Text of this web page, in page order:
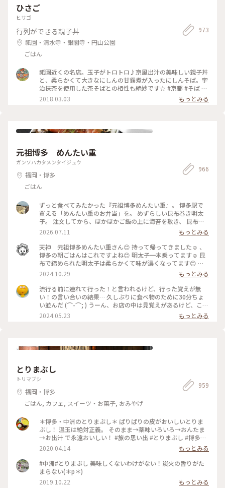
ひさご
ヒサゴ
行列ができる親子丼
祇園・清水寺・銀閣寺・円山公園
ごはん
973
祇園近くの名店。玉子がトロトロ♪京風出汁の美味しい親子丼
と、柔らかくて大きなにしんの甘露煮が入ったにしんそば。宇
治抹茶を使用した茶そばとの相性も絶妙です☆ #京都 #そば #
丼 #親子丼 #にしんそば #茶そば #ひさご
2018.03.03 もっとみる
元祖博多 めんたい重
ガンソハカタメンタイジュウ
福岡・博多
ごはん
966
ずっと食べてみたかった『元祖博多めんたい重』。 博多駅で
買える「めんたい重のお弁当」を。 めずらしい昆布巻き明太
子。 注文してから、ほかほかご飯の上に海苔を敷き、 昆布巻
き明太子を1本丸ごとのせてくれる贅沢なお弁当です。 1本だ
と1,944円（税込）、 2本だと3,348円。 あたたかいうちに空
港でいただきました。 お店で並ぶの苦手なので、あたたかい
お弁当で充分満足✨ 🐾 博多駅いっぴん東通り。 新幹線中央改
札口とJR北改札口との間。 #福岡#博多#元祖博多めんたい重#
ご当地グルメ#旅先ごはん#福岡で食べたよ
2026.07.11
もっとみる
天神 元祖博多めんたい重さん😊 持って帰ってきました☺️ 、
博多の朝ごはんはこれですよね😊 明太子一本乗ってます☺️ 昆
布で締められた明太子は柔らかくて味が濃くなってます😊 海
苔が敷き詰められたごはんの上から専用タレをかけてうまーで
す😊 、 めんたい煮込みつけ麺なる名前からして美味しいに決
まってるラーメンもあります🙂 、 、 こちら元祖博多めんたい
重さんは博多駅でもお弁当として購入できちゃいます🙆‍♀️ 、 た
だし消費期限は数時間なので現地でないと美味しく食べれない
のです🥺 、 、 でも元祖博多めんたい重株式会社さんはやって
くれました🤗 、 池袋にめんたい煮込みつけ麺のお店を作って
2024.10.29
もっとみる
流行る前に連れて行った！と言われるけど、行った覚えが無
い！の言い合いの結果… 久しぶりに食べ物のために30分ちょ
い並んだ (⌒-⌒; ) うーん、お店の中は見覚えがあるけど、こん
なメニューは覚えが無い…まぁ、美味しかったらどっちでもイ
イよね！笑 個人的にはめんたい重より、麺が美味しかったで
2024.05.23 もっとみる
とりまぶし
トリマブシ
福岡・博多
ごはん, カフェ, スイーツ・お菓子, おみやげ
959
＊博多・中洲のとりまぶし＊ ぱりぱりの皮がおいしいとりま
ぶし！ 温玉は絶対正義。 そのまま→薬味いろいろ→おんたま
→お出汁 で永遠おいしい！ #旅の思い出 #とりまぶし #博多グ
ルメ
2020.04.14
もっとみる
#中洲#とりまぶし 美味しくないわけがない！炭火の香りがた
まらない(＊p＊)
2019.10.22
もっとみる